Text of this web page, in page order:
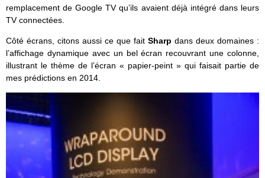
remplacement de Google TV qu’ils avaient déjà intégré dans leurs
TV connectées.
Côté écrans, citons aussi ce que fait Sharp dans deux domaines :
l’affichage dynamique avec un bel écran recouvrant une colonne,
illustrant le thème de l’écran « papier-peint » qui faisait partie de
mes prédictions en 2014.